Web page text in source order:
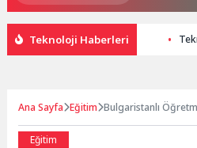
Teknoloji Haberleri
Ana Sayfa Eğitim Bulgaristanlı
Eğitim